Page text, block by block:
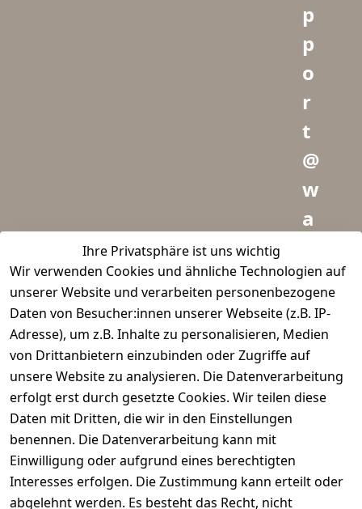
Ihre Privatsphäre ist uns wichtig
Wir verwenden Cookies und ähnliche Technologien auf
unserer Website und verarbeiten personenbezogene
Daten von Besucher:innen unserer Webseite (z.B. IP-
Adresse), um z.B. Inhalte zu personalisieren, Medien
von Drittanbietern einzubinden oder Zugriffe auf
unsere Website zu analysieren. Die Datenverarbeitung
erfolgt erst durch gesetzte Cookies. Wir teilen diese
Daten mit Dritten, die wir in den Einstellungen
benennen. Die Datenverarbeitung kann mit
Einwilligung oder aufgrund eines berechtigten
Interesses erfolgen. Die Zustimmung kann erteilt oder
abgelehnt werden. Es besteht das Recht, nicht
p
p
o
r
t
@
w
a
d
m
e
i
s
r.